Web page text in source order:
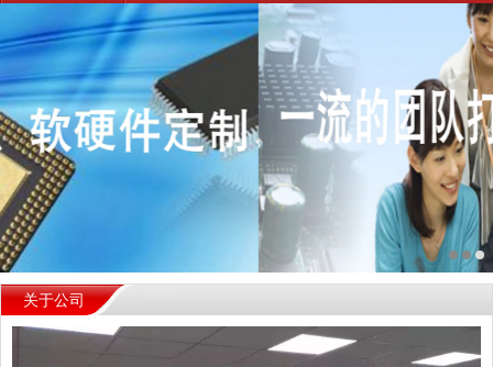
关于公司